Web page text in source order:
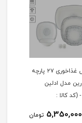
سرویس غذاخوری ۲۷ پارچه
مدل ادلین
کالا :
5,350,000 تومان